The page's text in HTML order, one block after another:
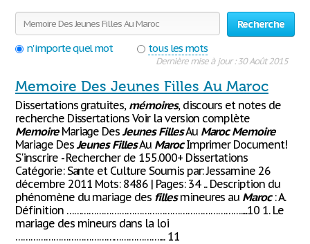
Contactez-nous
Recherche
n'importe quel mot
tous les mots
Dernière mise à jour : 30 Août 2015
Memoire Des Jeunes Filles Au Maroc
Dissertations gratuites, mémoires, discours et notes de
recherche Dissertations Voir la version complète
MemoireMariage DesJeunes FillesAu Maroc Memoire
Mariage DesJeunes FillesAu MarocImprimer Document!
S'inscrire - Rechercher de 155.000+ Dissertations
Catégorie: Sante et Culture Soumis par: Jessamine 26
décembre 2011 Mots: 8486 | Pages: 34 ... Description du
phénomène du mariage des fillesmineures au Maroc: A.
Définition …………………………………………………………….....10 1. Le
mariage des mineurs dans la loi
………………………………………………….... 11